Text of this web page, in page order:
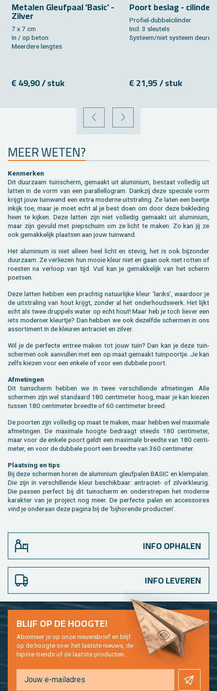
Me­ta­len Gleuf­paal 'Basic' -
Zil­ver
7 x 7 cm
In / op beton
Meer­de­re leng­tes
€ 49,90 / stuk
Poort be­slag - ci­lin­der
Pro­fiel-dub­bel­ci­lin­der
Incl. 3 sleu­tels
Sys­teem/niet sys­teem deu­ren
€ 21,95 / stuk
VORIGE VOLGENDE
MEER WETEN?
Ken­mer­ken
Dit duur­zaam tuin­scherm, ge­maakt uit alu­mi­ni­um, be­staat vol­le­dig uit
lat­ten in de vorm van een pa­ral­lel­lo­gram. Dank­zij deze spe­ci­a­le vorm
krijgt jouw tuin­wand een extra mo­der­ne uit­stra­ling. Ze laten een beet­je
in­kijk toe, maar je moet echt al je best doen om door deze be­kle­ding
heen te kij­ken. Deze lat­ten zijn niet vol­le­dig ge­maakt uit alu­mi­ni­um,
maar zijn ge­vuld met piep­schuim om ze licht te maken. Zo kan jij ze
ook ge­mak­ke­lijk plaat­sen aan jouw tuin­wand.
Het alu­mi­ni­um is niet al­leen heel licht en ste­vig, het is ook bij­zon­der
duur­zaam. Ze ver­lie­zen hun mooie kleur niet en gaan ook niet rot­ten of
roes­ten na ver­loop van tijd. Vuil kan je ge­mak­ke­lijk van het scherm
poet­sen.
Deze lat­ten heb­ben een prach­tig na­tuur­lij­ke kleur ‘la­riks’, waar­door je
de uit­stra­ling van hout krijgt, zon­der al het on­der­houds­werk. Het lijkt
echt als twee drup­pels water op echt hout! Maar heb je toch lie­ver een
iets mo­der­ner kleur­tje? Dan heb­ben we ook de­zelf­de scher­men in ons
as­sor­ti­ment in de kleu­ren an­tra­ciet en zil­ver.
Wil je de per­fec­te en­tree maken tot jouw tuin? Dan kan je deze tuin­
scher­men ook aan­vul­len met een op maat ge­maakt tuin­poort­je. Je kan
zelfs kie­zen voor een en­ke­le of voor een dub­be­le poort.
Af­me­tin­gen
Dit tuin­scherm heb­ben we in twee ver­schil­len­de af­me­tin­gen. Alle
scher­men zijn wel stan­daard 180 cen­ti­me­ter hoog, maar je kan kie­zen
tus­sen 180 cen­ti­me­ter breed­te of 60 cen­ti­me­ter breed.
De poor­ten zijn vol­le­dig op maat te maken, maar heb­ben wel maxi­ma­le
af­me­tin­gen. De maxi­ma­le hoog­te be­draagt steeds 180 cen­ti­me­ter,
maar voor de en­ke­le poort geldt een maxi­ma­le breed­te van 180 cen­ti­
me­ter, en voor de dub­be­le poort een breed­te van 360 cen­ti­me­ter.
Plaat­sing en tips
Bij deze scher­men horen de alu­mi­ni­um gleuf­pa­len BASIC en klem­pa­len.
Die zijn in ver­schil­len­de kleur be­schik­baar: an­tra­ciet- of zil­ver­kleu­rig.
Die pas­sen per­fect bij dit tuin­scherm en on­der­stre­pen het mo­der­ne
ka­rak­ter van je pro­ject nog meer. De per­fec­te palen en ac­ces­soi­res
vind je on­der­aan deze pa­gi­na bij de ‘bij­ho­ren­de pro­duc­ten’.
INFO OPHALEN
INFO LEVEREN
BLIJF OP DE HOOG­TE!
Abon­neer je op onze nieuws­brief en blijf
op de hoog­te over het laat­ste nieuws, de
hip­s­te trends of de laat­ste pro­duc­ten.